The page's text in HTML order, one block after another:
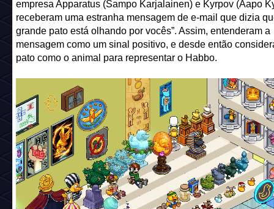
empresa Apparatus (Sampo Karjalainen) e Kyrpov (Aapo
receberam uma estranha mensagem de e-mail que dizia
grande pato está olhando por vocês”. Assim, entenderam a
mensagem como um sinal positivo, e desde então
pato como o animal para representar o Habbo.